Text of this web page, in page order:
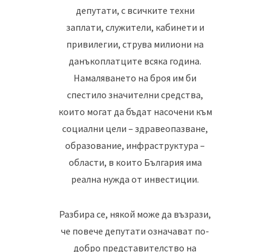
депутати, с всичките техни
заплати, служители, кабинети и
привилегии, струва милиони на
данъкоплатците всяка година.
Намаляването на броя им би
спестило значителни средства,
които могат да бъдат насочени към
социални цели – здравеопазване,
образование, инфраструктура –
области, в които България има
реална нужда от инвестиции.
Разбира се, някой може да възрази,
че повече депутати означават по-
добро представителство на